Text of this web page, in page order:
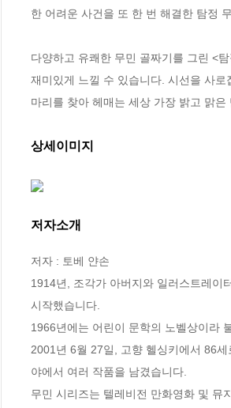
한 어려운 사건을 또 한 번 해결한 탐정
다양하고 유쾌한 무민 골짜기를 그린 <
재미있게 느낄 수 있습니다. 시선을 사
마리를 찾아 헤매는 세상 가장 밝고 맑
상세이미지
저자소개
저자 : 토베 얀손
1914년, 조각가 아버지와 일러스트레이
시작했습니다.
1966년에는 어린이 문학의 노벨상이라
2001년 6월 27일, 고향 헬싱키에서 86
야에서 여러 작품을 남겼습니다.
무민 시리즈는 텔레비전 만화영화 및 뮤